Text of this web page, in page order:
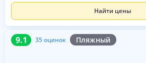
Найти цены
9.1 35 оценок Пляжный
9.1 35 оценок